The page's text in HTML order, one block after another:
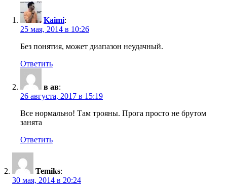
Kaimi:
25 мая, 2014 в 10:26
Без понятия, может диапазон неудачный.
Ответить
в ав:
26 августа, 2017 в 15:19
Все нормально! Там трояны. Прога просто не брутом
занята
Ответить
Temiks:
30 мая, 2014 в 20:24